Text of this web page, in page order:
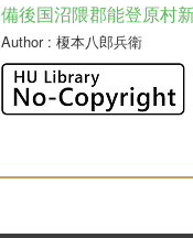
備後国沼隈郡能登原村
Author: 榎本八郎兵衛